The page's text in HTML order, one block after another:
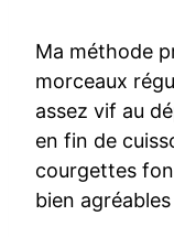
Ma méthode
morceaux
assez vif au
en fin de
courgettes
bien